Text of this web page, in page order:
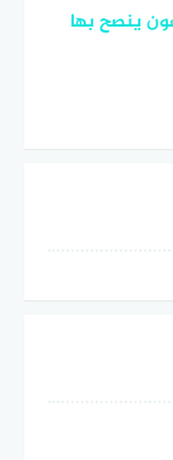
ينصح بها